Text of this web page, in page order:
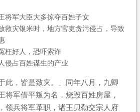
将军大臣大多掠夺百姓子女
救灾银米时，地方官吏贪污侵占，导致
枉好人，恐吓索诈
侵占百姓谋生的产业
此，皆是致灾。」同年八月，九卿
将军借平叛为名，烧毁百姓房屋，
领兵将军革职，诸王贝勒交宗人府